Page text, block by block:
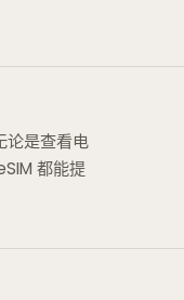
论是查看电
都能提